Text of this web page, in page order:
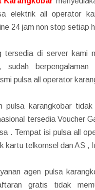
elektrik all operator
24 jam non stop setiap
tersedia di server kami
sudah
pulsa all operator
pulsa karangkobar
tersedia Voucher
. Tempat isi pulsa all
kartu telkomsel dan AS ,
agen pulsa
gratis tidak